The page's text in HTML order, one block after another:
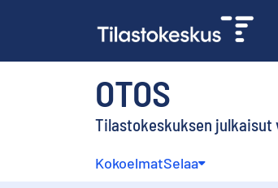
OTOS
Tilastokeskuksen julkaisut
KokoelmatSelaa